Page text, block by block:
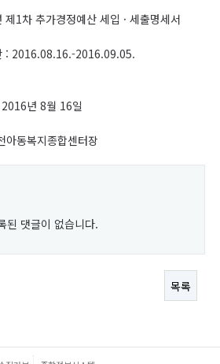
1차 추가경정예산 세입 · 세출명세서
: 2016.08.16.-2016.09.05.
2016년 8월 16일
아동복지종합센터장
된 댓글이 없습니다.
목록